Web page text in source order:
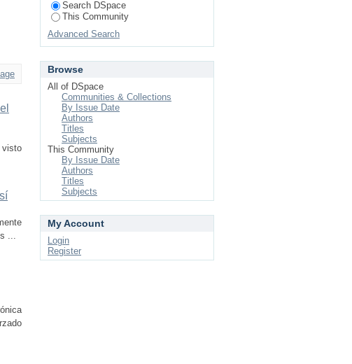
visto
...
Search DSpace
This Community
Advanced Search
Browse
All of DSpace
Communities & Collections
By Issue Date
Authors
Titles
Subjects
This Community
By Issue Date
Authors
Titles
Subjects
My Account
Login
Register